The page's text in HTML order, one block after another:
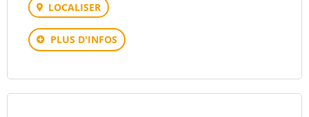
LOCALISER
PLUS D'INFOS